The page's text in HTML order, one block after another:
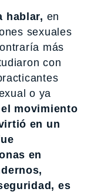
hablar, en
sexuales
más
con
o ya
movimiento
en un
en
es